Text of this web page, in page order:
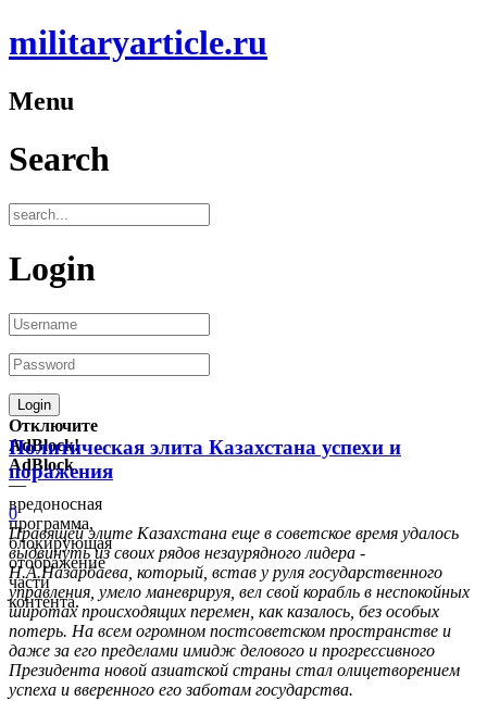
militaryarticle.ru
Menu
Search
Login
Отключите
AdBlock!
AdBlock
—
вредоносная
программа,
блокирующая
отображение
части
контента.
Политическая элита Казахстана успехи и
поражения
0
Правящей элите Казахстана еще в советское время удалось
выдвинуть из своих рядов незаурядного лидера -
Н.А.Назарбаева, который, встав у руля государственного
управления, умело маневрируя, вел свой корабль в неспокойных
широтах происходящих перемен, как казалось, без особых
потерь. На всем огромном постсоветском пространстве и
даже за его пределами имидж делового и прогрессивного
Президента новой азиатской страны стал олицетворением
успеха и вверенного его заботам государства.